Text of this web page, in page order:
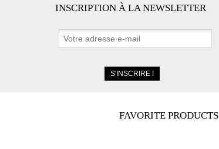
INSCRIPTION À LA NEWSLETTER
FAVORITE PRODUCTS